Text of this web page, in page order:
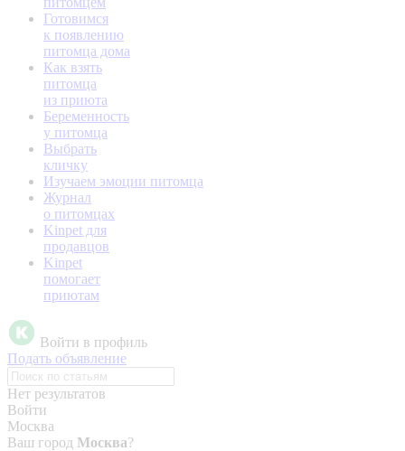
Готовимся
к появлению
питомца дома
Как взять
питомца
из приюта
Беременность
у питомца
Выбрать
кличку
Изучаем эмоции питомца
Журнал
о питомцах
Kinpet для
продавцов
Kinpet
помогает
приютам
Войти в профиль
Подать объявление
Нет результатов
Войти
Москва
Ваш город Москва?